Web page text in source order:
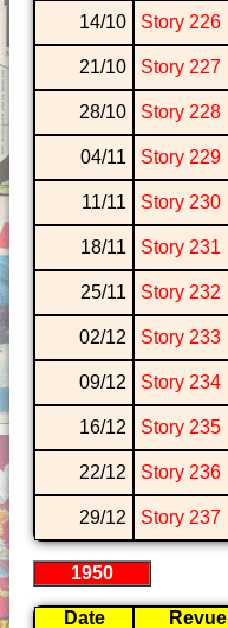
14/10
Story 226
21/10
Story 227
28/10
Story 228
04/11
Story 229
11/11
Story 230
18/11
Story 231
25/11
Story 232
02/12
Story 233
09/12
Story 234
16/12
Story 235
22/12
Story 236
29/12
Story 237
1950
Date Revue